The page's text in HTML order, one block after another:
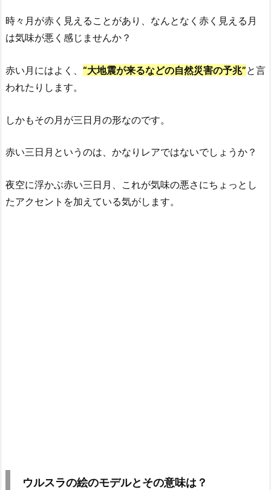
時々月が赤く見えることがあり、なんとなく赤く見える月
は気味が悪く感じませんか？
赤い月にはよく、 “大地震が来るなどの自然災害の予兆”と言
われたりします。
しかもその月が三日月の形なのです。
赤い三日月というのは、かなりレアではないでしょうか？
夜空に浮かぶ赤い三日月、これが気味の悪さにちょっとし
たアクセントを加えている気がします。
ウルスラの絵のモデルとその意味は？